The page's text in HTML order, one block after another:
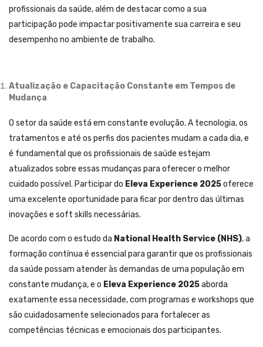
profissionais da saúde, além de destacar como a sua
participação pode impactar positivamente sua carreira e seu
desempenho no ambiente de trabalho.
Atualização e Capacitação Constante em Tempos de
Mudança
O setor da saúde está em constante evolução. A tecnologia, os
tratamentos e até os perfis dos pacientes mudam a cada dia, e
é fundamental que os profissionais de saúde estejam
atualizados sobre essas mudanças para oferecer o melhor
cuidado possível. Participar do Eleva Experience 2025oferece
uma excelente oportunidade para ficar por dentro das últimas
inovações e soft skills necessárias.
De acordo com o estudo da National Health Service (NHS), a
formação contínua é essencial para garantir que os profissionais
da saúde possam atender às demandas de uma população em
constante mudança, e o Eleva Experience 2025aborda
exatamente essa necessidade, com programas e workshops que
são cuidadosamente selecionados para fortalecer as
competências técnicas e emocionais dos participantes.